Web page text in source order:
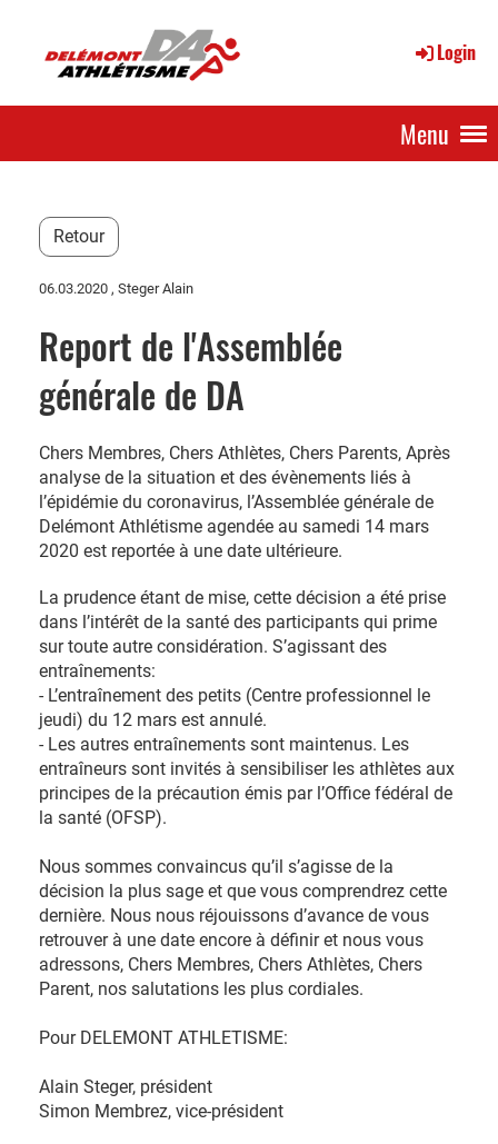
Login
Menu
Retour
06.03.2020 , Steger Alain
Report de l'Assemblée
générale de DA
Chers Membres, Chers Athlètes, Chers Parents, Après
analyse de la situation et des évènements liés à
l’épidémie du coronavirus, l’Assemblée générale de
Delémont Athlétisme agendée au samedi 14 mars
2020 est reportée à une date ultérieure.
La prudence étant de mise, cette décision a été prise
dans l’intérêt de la santé des participants qui prime
sur toute autre considération. S’agissant des
entraînements:
- L’entraînement des petits (Centre professionnel le
jeudi) du 12 mars est annulé.
- Les autres entraînements sont maintenus. Les
entraîneurs sont invités à sensibiliser les athlètes aux
principes de la précaution émis par l’Office fédéral de
la santé (OFSP).
Nous sommes convaincus qu’il s’agisse de la
décision la plus sage et que vous comprendrez cette
dernière. Nous nous réjouissons d’avance de vous
retrouver à une date encore à définir et nous vous
adressons, Chers Membres, Chers Athlètes, Chers
Parent, nos salutations les plus cordiales.
Pour DELEMONT ATHLETISME:
Alain Steger, président
Simon Membrez, vice-président